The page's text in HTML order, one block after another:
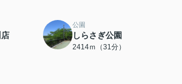
公園
しらさぎ公園
2414ｍ（31分）